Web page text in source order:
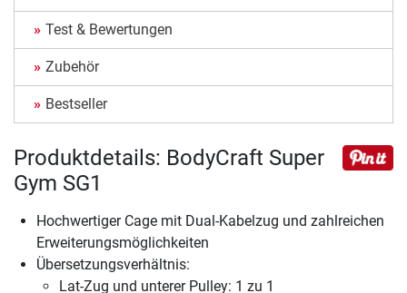
Test & Bewertungen
Zubehör
Bestseller
Produktdetails: BodyCraft Super
Gym SG1
Hochwertiger Cage mit Dual-Kabelzug und zahlreichen
Erweiterungsmöglichkeiten
Übersetzungsverhältnis:
Lat-Zug und unterer Pulley: 1 zu 1